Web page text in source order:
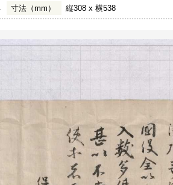
寸法（mm） 縦308 x 横538